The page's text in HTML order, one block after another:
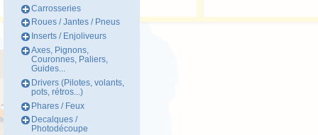
Carrosseries
Roues / Jantes / Pneus
Inserts / Enjoliveurs
Axes, Pignons,
Couronnes, Paliers,
Guides...
Drivers (Pilotes, volants,
pots, rétros...)
Phares / Feux
Decalques /
Photodécoupe